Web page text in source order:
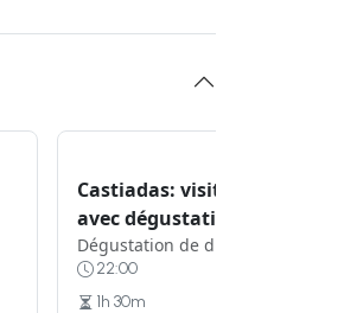
Castiadas: visite du myrtet
avec dégustation de distillats
Dégustation de distillats en soirée
22:00
1h 30m